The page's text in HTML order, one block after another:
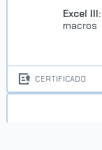
Excel III:
macros
CERTIFICADO